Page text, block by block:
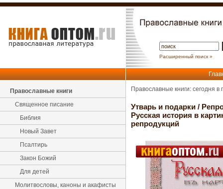
Расширенный поиск »
Православные книги
Священное писание
Библия
Новый Завет
Псалтирь
Закон Божий
Для детей
Молитвословы, каноны и акафисты
Православные книги: сегодня
Утварь и подарки /
Русская история в
репродукций